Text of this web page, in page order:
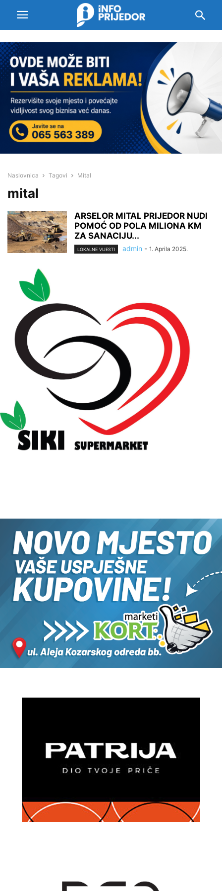
Naslovnica Tagovi Mital
mital
ARSELOR MITAL PRIJEDOR NUDI
POMOĆ OD POLA MILIONA KM
ZA SANACIJU...
LOKALNE VIJESTI admin - 1. Aprila 2025.